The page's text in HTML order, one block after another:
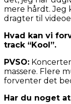
mere hårdt. Jeg
dragter til
Hvad kan vi
track “Kool”.
PVSO:
massere. Flere
forventer det
Har du noget